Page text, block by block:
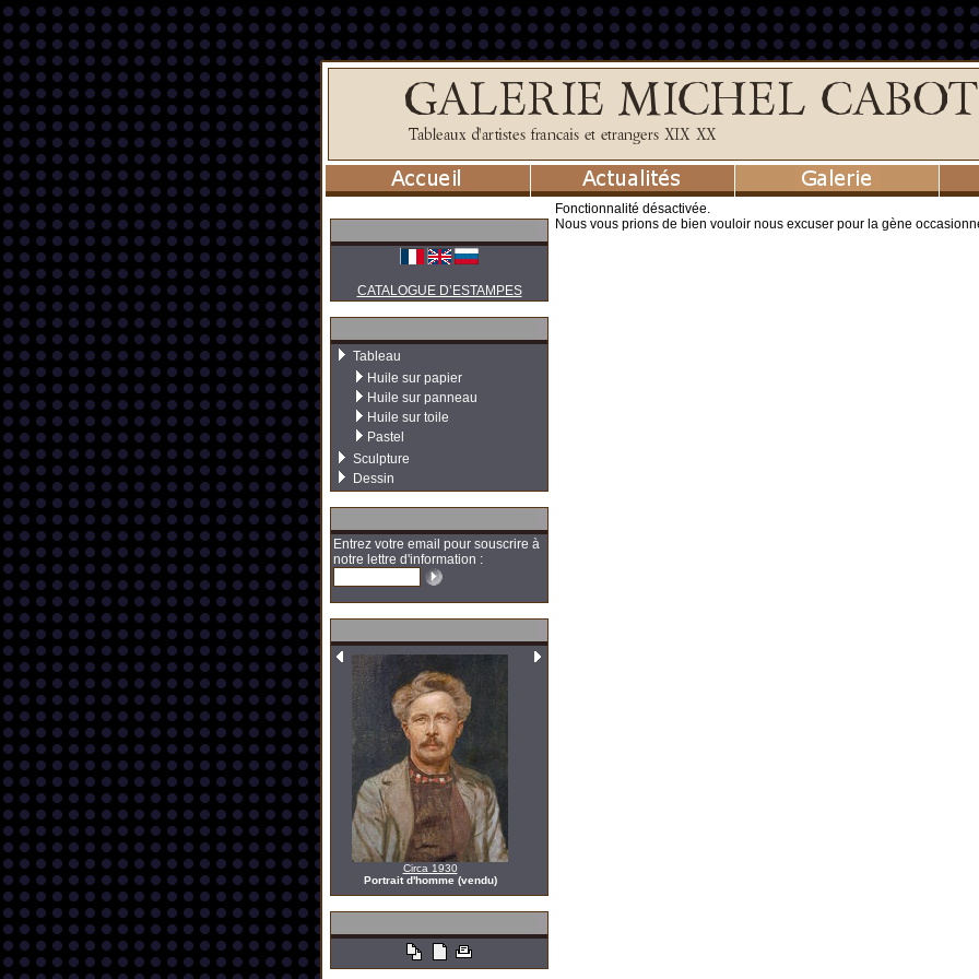
CATALOGUE D’ESTAMPES
Tableau
Huile sur papier
Huile sur panneau
Huile sur toile
Pastel
Sculpture
Dessin
Entrez votre email pour souscrire à
notre lettre d'information :
Circa 1930
Portrait d'homme (vendu)
Fonctionnalité désactivée.
Nous vous prions de bien vouloir nous excuser pour la gène